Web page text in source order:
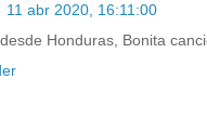
11 abr 2020, 16:11:00
Honduras, Bonita